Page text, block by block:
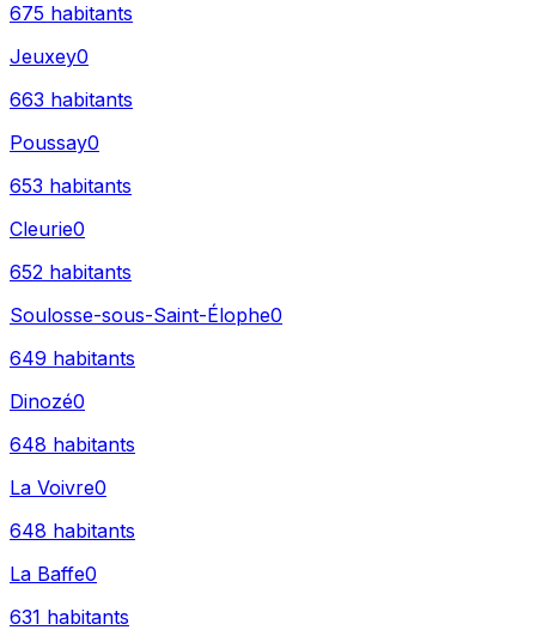
675 habitants
Jeuxey0
663 habitants
Poussay0
653 habitants
Cleurie0
652 habitants
Soulosse-sous-Saint-Élophe0
649 habitants
Dinozé0
648 habitants
La Voivre0
648 habitants
La Baffe0
631 habitants